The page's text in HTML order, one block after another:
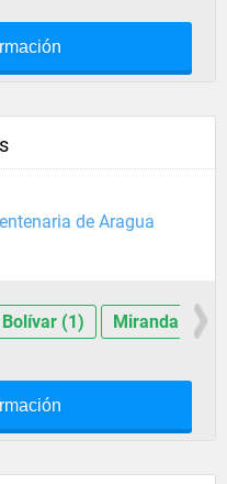
de Aragua
Bolívar (1) Miranda (1)